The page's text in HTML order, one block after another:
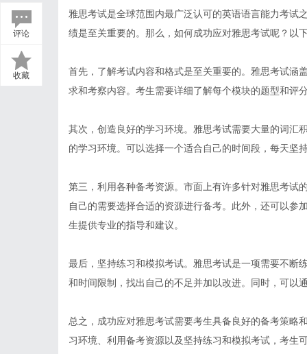
评论
收藏
雅思考试是全球范围内最广泛认可的英语语言能力考试
绩是至关重要的。那么，如何成功应对雅思考试呢？以
首先，了解考试内容和格式是至关重要的。雅思考试涵
求和考察内容。考生需要详细了解每个模块的题型和评
其次，创造良好的学习环境。雅思考试需要大量的词汇
的学习环境。可以选择一个适合自己的时间段，每天坚
第三，利用各种备考资源。市面上有许多针对雅思考试
自己的需要选择合适的资源进行备考。此外，还可以参
生提供专业的指导和建议。
最后，坚持练习和模拟考试。雅思考试是一项需要不断
和时间限制，找出自己的不足并加以改进。同时，可以
总之，成功应对雅思考试需要考生具备良好的备考策略
习环境、利用备考资源以及坚持练习和模拟考试，考生